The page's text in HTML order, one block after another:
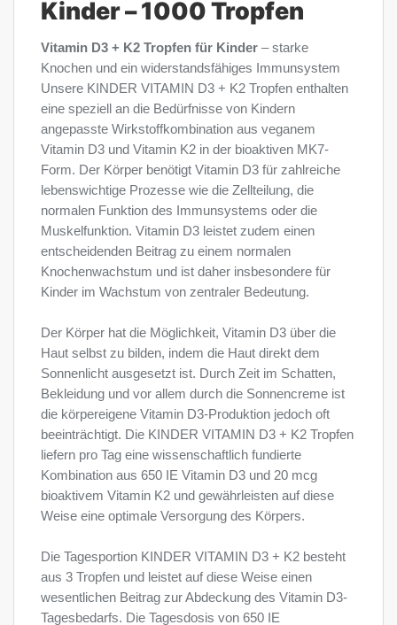
Kinder – 1000 Tropfen
Vitamin D3 + K2 Tropfen für Kinder – starke
Knochen und ein widerstandsfähiges Immunsystem
Unsere KINDER VITAMIN D3 + K2 Tropfen enthalten
eine speziell an die Bedürfnisse von Kindern
angepasste Wirkstoffkombination aus veganem
Vitamin D3 und Vitamin K2 in der bioaktiven MK7-
Form. Der Körper benötigt Vitamin D3 für zahlreiche
lebenswichtige Prozesse wie die Zellteilung, die
normalen Funktion des Immunsystems oder die
Muskelfunktion. Vitamin D3 leistet zudem einen
entscheidenden Beitrag zu einem normalen
Knochenwachstum und ist daher insbesondere für
Kinder im Wachstum von zentraler Bedeutung.
Der Körper hat die Möglichkeit, Vitamin D3 über die
Haut selbst zu bilden, indem die Haut direkt dem
Sonnenlicht ausgesetzt ist. Durch Zeit im Schatten,
Bekleidung und vor allem durch die Sonnencreme ist
die körpereigene Vitamin D3-Produktion jedoch oft
beeinträchtigt. Die KINDER VITAMIN D3 + K2 Tropfen
liefern pro Tag eine wissenschaftlich fundierte
Kombination aus 650 IE Vitamin D3 und 20 mcg
bioaktivem Vitamin K2 und gewährleisten auf diese
Weise eine optimale Versorgung des Körpers.
Die Tagesportion KINDER VITAMIN D3 + K2 besteht
aus 3 Tropfen und leistet auf diese Weise einen
wesentlichen Beitrag zur Abdeckung des Vitamin D3-
Tagesbedarfs. Die Tagesdosis von 650 IE